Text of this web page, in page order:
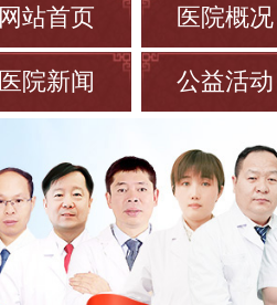
网站首页 医院概况
医院新闻 公益活动